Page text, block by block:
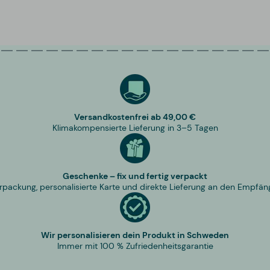
Versandkostenfrei ab 49,00 €
Klimakompensierte Lieferung in 3–5 Tagen
Geschenke – fix und fertig verpackt
personalisierte Karte und direkte Lieferung an den
Wir personalisieren dein Produkt in Schweden
Immer mit 100 % Zufriedenheitsgarantie